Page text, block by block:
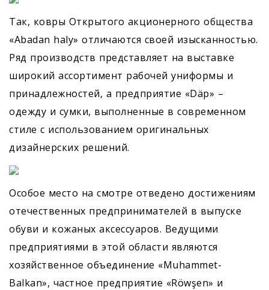
Так, ковры Открытого акционерного общества
«Abadan haly» отличаются своей изысканностью.
Ряд производств представляет на выставке
широкий ассортимент рабочей униформы и
принадлежностей, а предприятие «Däp» –
одежду и сумки, выполненные в современном
стиле с использованием оригинальных
дизайнерских решений.
Особое место на смотре отведено достижениям
отечественных предпринимателей в выпуске
обуви и кожаных аксессуаров. Ведущими
предприятиями в этой области являются
хозяйственное объединение «Muhammet-
Balkan», частное предприятие «Röwşen» и